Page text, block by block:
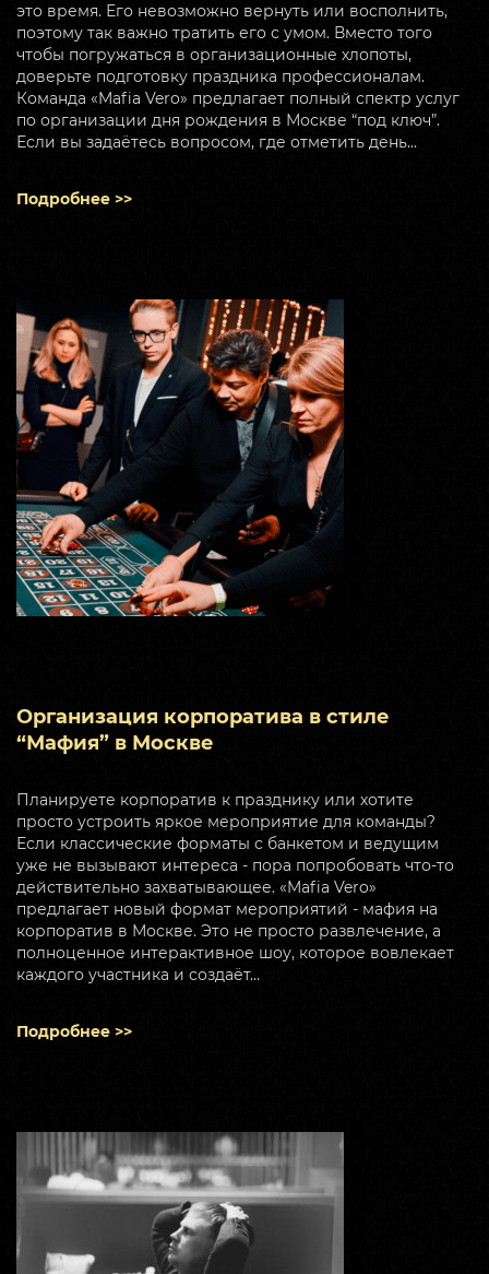
это время. Его невозможно вернуть или восполнить,
поэтому так важно тратить его с умом. Вместо того
чтобы погружаться в организационные хлопоты,
доверьте подготовку праздника профессионалам.
Команда «Mafia Vero» предлагает полный спектр услуг
по организации дня рождения в Москве “под ключ”.
Если вы задаётесь вопросом, где отметить день…
Подробнее >>
Организация корпоратива в стиле
“Мафия” в Москве
Планируете корпоратив к празднику или хотите
просто устроить яркое мероприятие для команды?
Если классические форматы с банкетом и ведущим
уже не вызывают интереса - пора попробовать что-то
действительно захватывающее. «Mafia Vero»
предлагает новый формат мероприятий - мафия на
корпоратив в Москве. Это не просто развлечение, а
полноценное интерактивное шоу, которое вовлекает
каждого участника и создаёт…
Подробнее >>